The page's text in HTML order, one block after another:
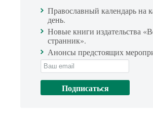
Православный календарь на
день.
Новые книги издательства
странник».
Анонсы предстоящих